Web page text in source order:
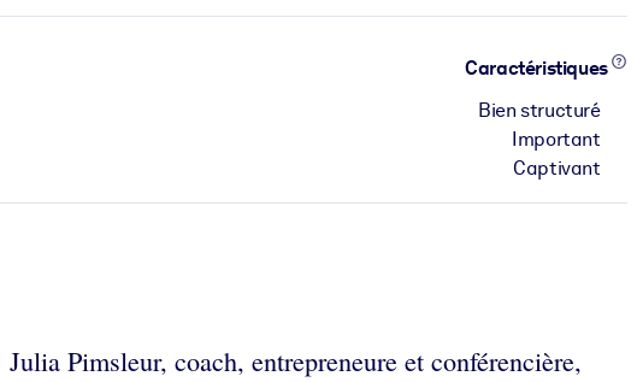
Caractéristiques
Bien structuré
Important
Captivant
Pimsleur, coach, entrepreneure et conférencière,